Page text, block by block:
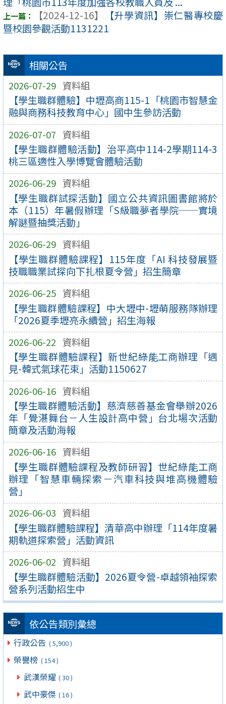
相關公告
2026-07-29 資料組
【學生職群體驗】中壢高商115-1「桃園市智慧金
融與商務科技教育中心」國中生參訪活動
2026-07-07 資料組
【學生職群體驗活動】治平高中114-2學期114-3
桃三區適性入學博覽會體驗活動
2026-06-29 資料組
【學生職群試探活動】國立公共資訊圖書館將於
本（115）年暑假辦理「S級職夢者學院──實境
解謎暨抽獎活動」
2026-06-29 資料組
【學生職群體驗課程】115年度「AI 科技發展暨
技職職業試探向下扎根夏令營」招生簡章
2026-06-25 資料組
【學生職群體驗課程】中大壢中-壢萌服務隊辦理
「2026夏季壢亮永續營」招生海報
2026-06-22 資料組
【學生職群體驗課程】新世紀綠能工商辦理「遇
見-韓式氣球花束」活動1150627
2026-06-16 資料組
【學生職群體驗活動】慈濟慈善基金會舉辦2026
年「覺湛舞台－人生設計高中營」台北場次活動
簡章及活動海報
2026-06-16 資料組
【學生職群體驗課程及教師研習】世紀綠能工商
辦理「智慧車輛探索－汽車科技與堆高機體驗
營」
2026-06-03 資料組
【學生職群體驗課程】清華高中辦理「114年度暑
期軌道探索營」活動資訊
2026-06-02 資料組
【學生職群體驗活動】2026夏令營-卓越領袖探索
營系列活動招生中
依公告類別彙總
行政公告 ( 5,900 )
榮譽榜 ( 154 )
武漢榮耀 ( 30 )
武中豪傑 ( 16 )
【2024-12-16】
【升學資訊】崇仁醫專校慶
暨校園參觀活動1131221